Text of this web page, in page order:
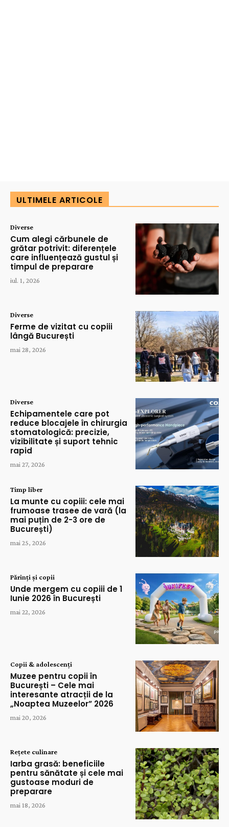
ULTIMELE ARTICOLE
Diverse
Cum alegi cărbunele de
grătar potrivit: diferențele
care influențează gustul și
timpul de preparare
iul. 1, 2026
Diverse
Ferme de vizitat cu copiii
lângă București
mai 28, 2026
Diverse
Echipamentele care pot
reduce blocajele în chirurgia
stomatologică: precizie,
vizibilitate și suport tehnic
rapid
mai 27, 2026
Timp liber
La munte cu copiii: cele mai
frumoase trasee de vară (la
mai puțin de 2-3 ore de
București)
mai 25, 2026
Părinți și copii
Unde mergem cu copiii de 1
Iunie 2026 în București
mai 22, 2026
Copii & adolescenți
Muzee pentru copii în
București – Cele mai
interesante atracții de la
„Noaptea Muzeelor” 2026
mai 20, 2026
Rețete culinare
Iarba grasă: beneficiile
pentru sănătate și cele mai
gustoase moduri de
preparare
mai 18, 2026